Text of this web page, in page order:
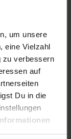
um unsere
eine Vielzahl
zu verbessern
auf
Du in die